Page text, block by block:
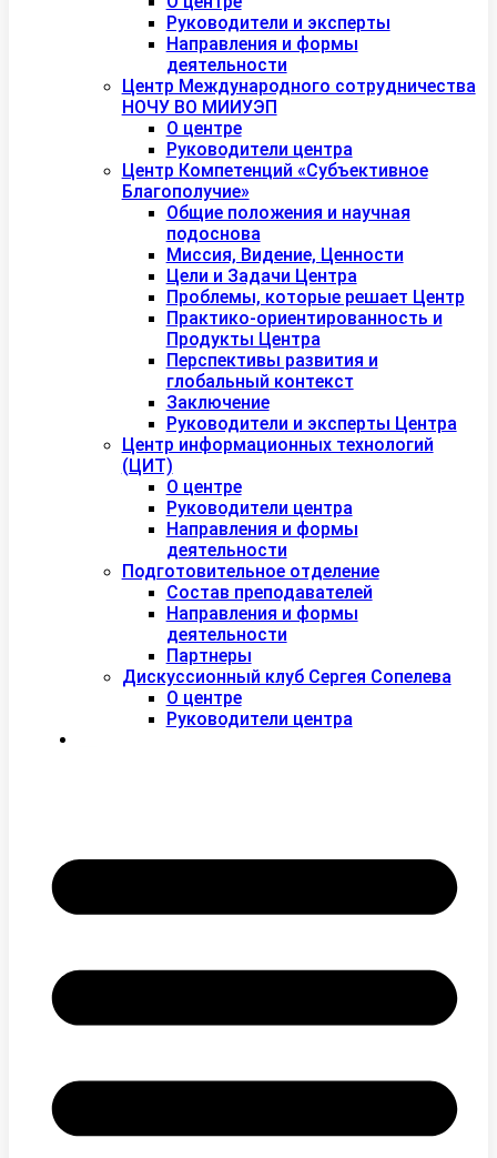
Руководители и эксперты
Направления и формы
деятельности
Центр Международного сотрудничества
НОЧУ ВО МИИУЭП
О центре
Руководители центра
Центр Компетенций «Субъективное
Благополучие»
Общие положения и научная
подоснова
Миссия, Видение, Ценности
Цели и Задачи Центра
Проблемы, которые решает Центр
Практико-ориентированность и
Продукты Центра
Перспективы развития и
глобальный контекст
Заключение
Руководители и эксперты Центра
Центр информационных технологий
(ЦИТ)
О центре
Руководители центра
Направления и формы
деятельности
Подготовительное отделение
Состав преподавателей
Направления и формы
деятельности
Партнеры
Дискуссионный клуб Сергея Сопелева
О центре
Руководители центра